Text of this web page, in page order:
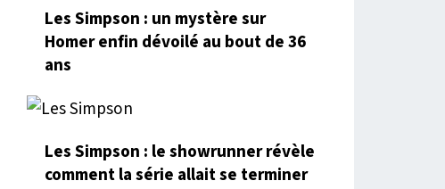
Les Simpson : un mystère sur
Homer enfin dévoilé au bout de 36
ans
Les Simpson : le showrunner révèle
comment la série allait se terminer